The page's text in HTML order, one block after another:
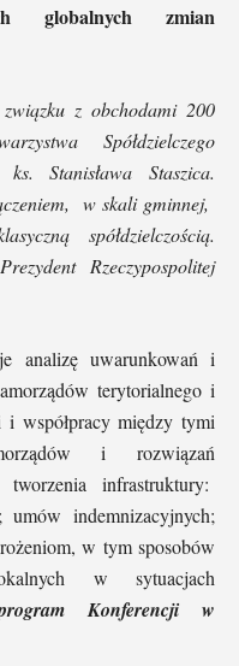
globalnych zmian
z obchodami 200
Spółdzielczego
Stanisława Staszica.
w skali gminnej,
spółdzielczością.
Rzeczypospolitej
analizę uwarunkowań i
terytorialnego i
współpracy między tymi
i rozwiązań
infrastruktury:
indemnizacyjnych;
w tym sposobów
w sytuacjach
program Konferencji w